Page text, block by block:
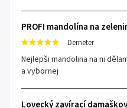
Demeter
Nejlepši mandolina na ni
a vybornej